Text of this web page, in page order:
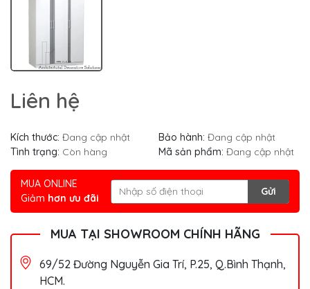
Liên hệ
Kích thước: Đang cập nhật Bảo hành: Đang cập nhật
Tình trạng: Còn hàng Mã sản phẩm: Đang cập nhật
MUA ONLINE
Giảm hơn ưu đãi
Gửi
MUA TẠI SHOWROOM CHÍNH HÃNG
69/52 Đường Nguyễn Gia Trí, P.25, Q.Bình Thạnh,
HCM.